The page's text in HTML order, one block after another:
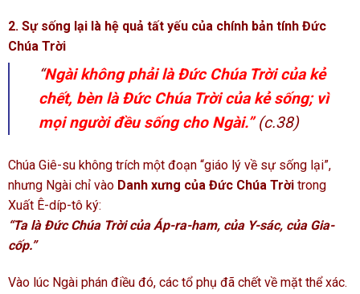
2. Sự sống lại là hệ quả tất yếu của chính bản tính Đức
Chúa Trời
“Ngài không phải là Đức Chúa Trời của kẻ
chết, bèn là Đức Chúa Trời của kẻ sống; vì
mọi người đều sống cho Ngài.”(c.38)
Chúa Giê-su không trích một đoạn “giáo lý về sự sống lại”,
nhưng Ngài chỉ vào Danh xưng của Đức Chúa Trời trong
Xuất Ê-díp-tô ký:
“Ta là Đức Chúa Trời của Áp-ra-ham, của Y-sác, của Gia-
cốp.”
Vào lúc Ngài phán điều đó, các tổ phụ đã chết về mặt thể xác.